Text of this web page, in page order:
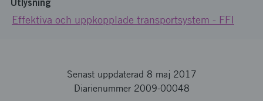
Utlysning
Effektiva och uppkopplade transportsystem - FFI
Senast uppdaterad 8 maj 2017
Diarienummer 2009-00048